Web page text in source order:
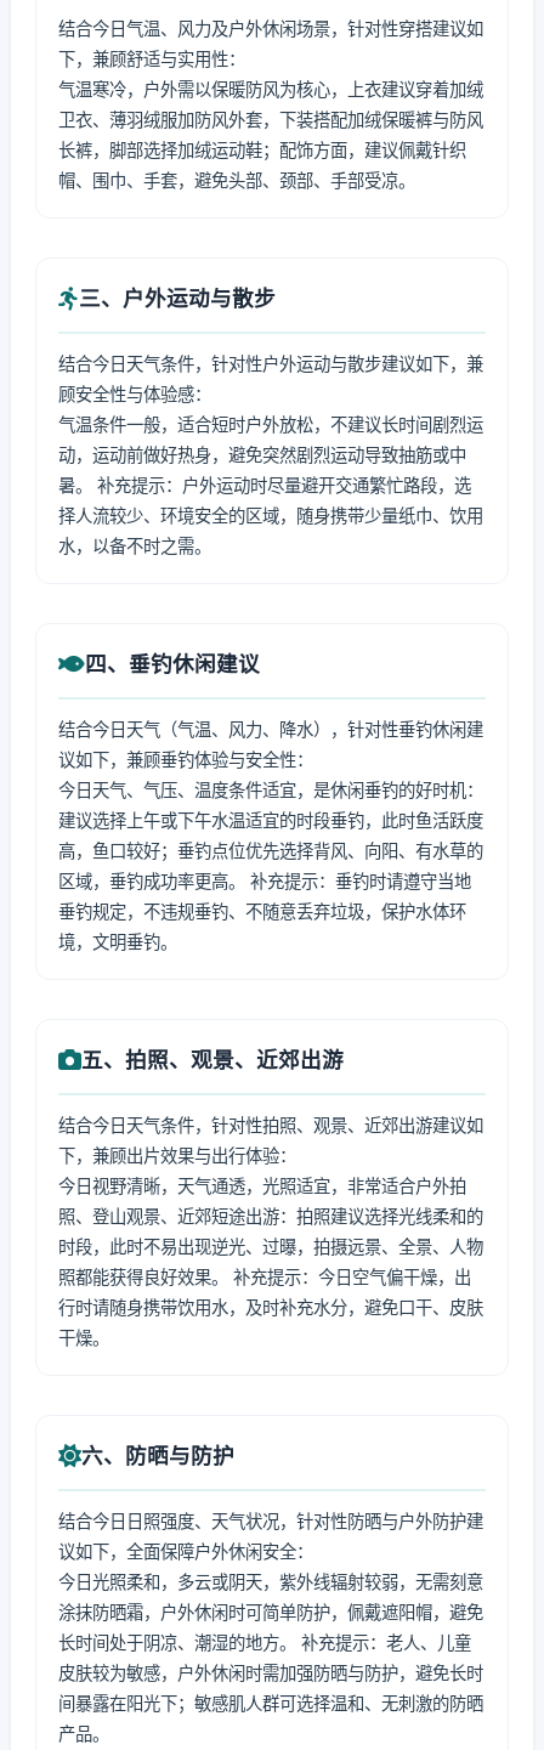
结合今日气温、风力及户外休闲场景，针对性穿搭建议如
下，兼顾舒适与实用性：
气温寒冷，户外需以保暖防风为核心，上衣建议穿着加绒
卫衣、薄羽绒服加防风外套，下装搭配加绒保暖裤与防风
长裤，脚部选择加绒运动鞋；配饰方面，建议佩戴针织
帽、围巾、手套，避免头部、颈部、手部受凉。
三、户外运动与散步
结合今日天气条件，针对性户外运动与散步建议如下，兼
顾安全性与体验感：
气温条件一般，适合短时户外放松，不建议长时间剧烈运
动，运动前做好热身，避免突然剧烈运动导致抽筋或中
暑。 补充提示：户外运动时尽量避开交通繁忙路段，选
择人流较少、环境安全的区域，随身携带少量纸巾、饮用
水，以备不时之需。
四、垂钓休闲建议
结合今日天气（气温、风力、降水），针对性垂钓休闲建
议如下，兼顾垂钓体验与安全性：
今日天气、气压、温度条件适宜，是休闲垂钓的好时机：
建议选择上午或下午水温适宜的时段垂钓，此时鱼活跃度
高，鱼口较好；垂钓点位优先选择背风、向阳、有水草的
区域，垂钓成功率更高。 补充提示：垂钓时请遵守当地
垂钓规定，不违规垂钓、不随意丢弃垃圾，保护水体环
境，文明垂钓。
五、拍照、观景、近郊出游
结合今日天气条件，针对性拍照、观景、近郊出游建议如
下，兼顾出片效果与出行体验：
今日视野清晰，天气通透，光照适宜，非常适合户外拍
照、登山观景、近郊短途出游：拍照建议选择光线柔和的
时段，此时不易出现逆光、过曝，拍摄远景、全景、人物
照都能获得良好效果。 补充提示：今日空气偏干燥，出
行时请随身携带饮用水，及时补充水分，避免口干、皮肤
干燥。
六、防晒与防护
结合今日日照强度、天气状况，针对性防晒与户外防护建
议如下，全面保障户外休闲安全：
今日光照柔和，多云或阴天，紫外线辐射较弱，无需刻意
涂抹防晒霜，户外休闲时可简单防护，佩戴遮阳帽，避免
长时间处于阴凉、潮湿的地方。 补充提示：老人、儿童
皮肤较为敏感，户外休闲时需加强防晒与防护，避免长时
间暴露在阳光下；敏感肌人群可选择温和、无刺激的防晒
产品。